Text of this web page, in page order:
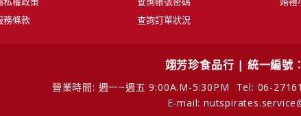
務條款
查詢訂單狀況
翊芳珍食品行 | 統一編號
營業時間: 週一~週五 9:00A.M-5:30PM Tel: 06-
E-mail: